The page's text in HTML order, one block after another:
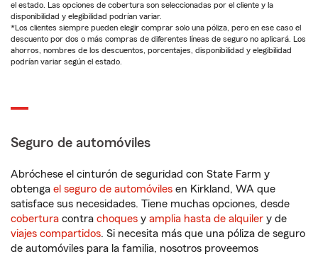
el estado. Las opciones de cobertura son seleccionadas por el cliente y la
disponibilidad y elegibilidad podrían variar.
*Los clientes siempre pueden elegir comprar solo una póliza, pero en ese caso el
descuento por dos o más compras de diferentes líneas de seguro no aplicará. Los
ahorros, nombres de los descuentos, porcentajes, disponibilidad y elegibilidad
podrían variar según el estado.
Seguro de automóviles
Abróchese el cinturón de seguridad con State Farm y
obtenga el seguro de automóviles en Kirkland, WA que
satisface sus necesidades. Tiene muchas opciones, desde
cobertura contra choques y amplia hasta de alquiler y de
viajes compartidos. Si necesita más que una póliza de seguro
de automóviles para la familia, nosotros proveemos